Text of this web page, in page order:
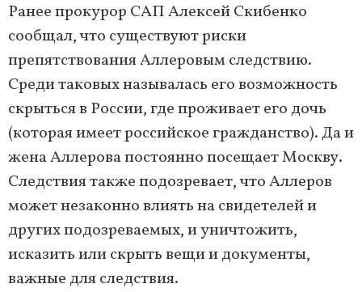
Ранее прокурор САП Алексей Скибенко
сообщал, что существуют риски
препятствования Аллеровым следствию.
Среди таковых называлась его возможность
скрыться в России, где проживает его дочь
(которая имеет российское гражданство). Да и
жена Аллерова постоянно посещает Москву.
Следствия также подозревает, что Аллеров
может незаконно влиять на свидетелей и
других подозреваемых, и уничтожить,
исказить или скрыть вещи и документы,
важные для следствия.